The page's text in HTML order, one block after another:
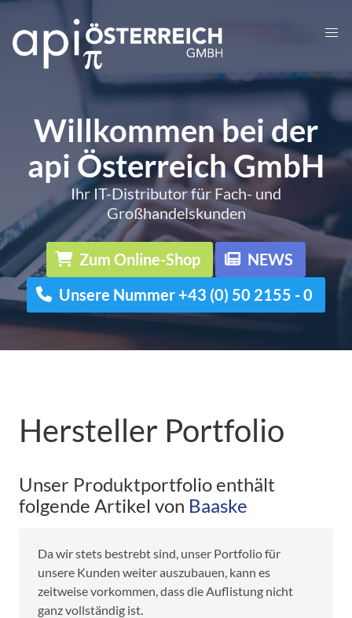
Willkommen bei der
api Österreich GmbH
Ihr IT-Distributor für Fach- und
Großhandelskunden
Zum Online-Shop
NEWS
Unsere Nummer +43 (0) 50 2155 - 0
Hersteller Portfolio
Unser Produktportfolio enthält
folgende Artikel von Baaske
Da wir stets bestrebt sind, unser Portfolio für
unsere Kunden weiter auszubauen, kann es
zeitweise vorkommen, dass die Auflistung nicht
ganz vollständig ist.